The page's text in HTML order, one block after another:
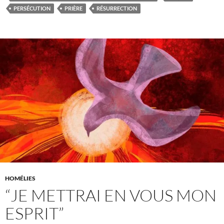
PERSÉCUTION
PRIÈRE RÉSURRECTION
HOMÉLIES
“JE METTRAI EN VOUS MON
ESPRIT”